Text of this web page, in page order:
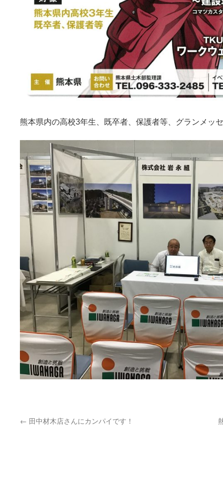
熊本県内の高校3年生、既卒者、保護者等、グランメッ
← 田中材木店さんにカンパイです！